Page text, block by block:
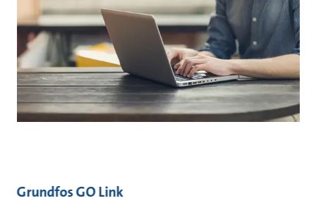
Grundfos GO Link